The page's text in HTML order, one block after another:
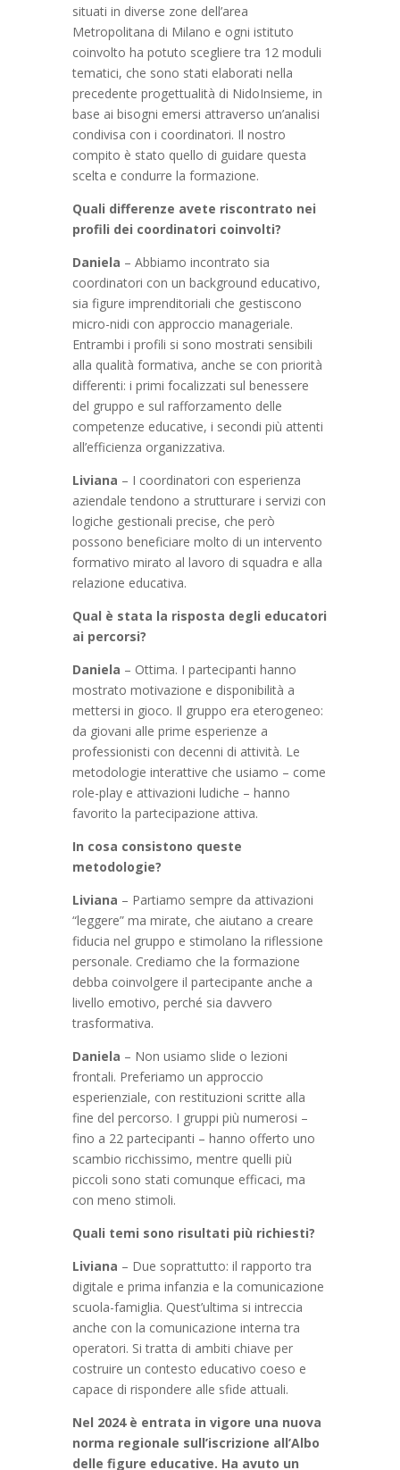
situati in diverse zone dell’area
Metropolitana di Milano e ogni istituto
coinvolto ha potuto scegliere tra 12 moduli
tematici, che sono stati elaborati nella
precedente progettualità di NidoInsieme, in
base ai bisogni emersi attraverso un’analisi
condivisa con i coordinatori. Il nostro
compito è stato quello di guidare questa
scelta e condurre la formazione.
Quali differenze avete riscontrato nei
profili dei coordinatori coinvolti?
Daniela – Abbiamo incontrato sia
coordinatori con un background educativo,
sia figure imprenditoriali che gestiscono
micro-nidi con approccio manageriale.
Entrambi i profili si sono mostrati sensibili
alla qualità formativa, anche se con priorità
differenti: i primi focalizzati sul benessere
del gruppo e sul rafforzamento delle
competenze educative, i secondi più attenti
all’efficienza organizzativa.
Liviana – I coordinatori con esperienza
aziendale tendono a strutturare i servizi con
logiche gestionali precise, che però
possono beneficiare molto di un intervento
formativo mirato al lavoro di squadra e alla
relazione educativa.
Qual è stata la risposta degli educatori
ai percorsi?
Daniela – Ottima. I partecipanti hanno
mostrato motivazione e disponibilità a
mettersi in gioco. Il gruppo era eterogeneo:
da giovani alle prime esperienze a
professionisti con decenni di attività. Le
metodologie interattive che usiamo – come
role-play e attivazioni ludiche – hanno
favorito la partecipazione attiva.
In cosa consistono queste
metodologie?
Liviana – Partiamo sempre da attivazioni
“leggere” ma mirate, che aiutano a creare
fiducia nel gruppo e stimolano la riflessione
personale. Crediamo che la formazione
debba coinvolgere il partecipante anche a
livello emotivo, perché sia davvero
trasformativa.
Daniela – Non usiamo slide o lezioni
frontali. Preferiamo un approccio
esperienziale, con restituzioni scritte alla
fine del percorso. I gruppi più numerosi –
fino a 22 partecipanti – hanno offerto uno
scambio ricchissimo, mentre quelli più
piccoli sono stati comunque efficaci, ma
con meno stimoli.
Quali temi sono risultati più richiesti?
Liviana – Due soprattutto: il rapporto tra
digitale e prima infanzia e la comunicazione
scuola-famiglia. Quest’ultima si intreccia
anche con la comunicazione interna tra
operatori. Si tratta di ambiti chiave per
costruire un contesto educativo coeso e
capace di rispondere alle sfide attuali.
Nel 2024 è entrata in vigore una nuova
norma regionale sull’iscrizione all’Albo
delle figure educative. Ha avuto un